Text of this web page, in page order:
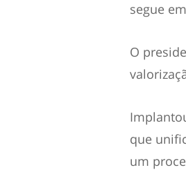
segue
O
que
um